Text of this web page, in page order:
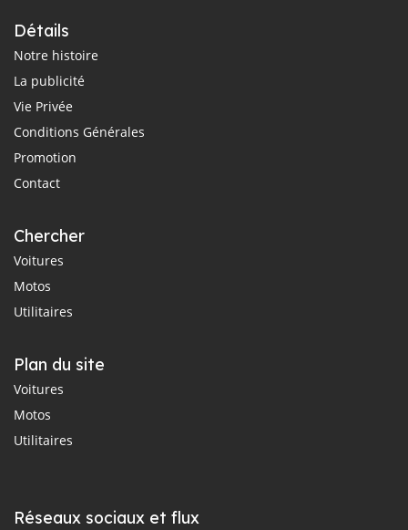
Détails
Notre histoire
La publicité
Vie Privée
Conditions Générales
Promotion
Contact
Chercher
Voitures
Motos
Utilitaires
Plan du site
Voitures
Motos
Utilitaires
Réseaux sociaux et flux